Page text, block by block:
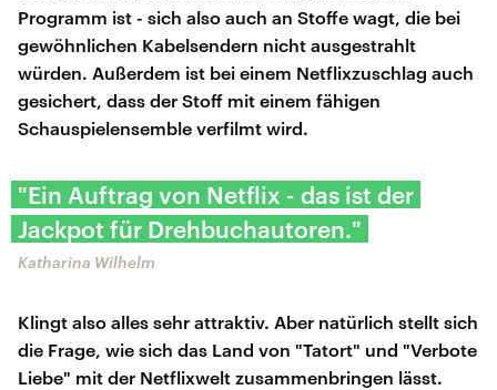
Programm ist - sich also auch an Stoffe wagt, die bei
gewöhnlichen Kabelsendern nicht ausgestrahlt
würden. Außerdem ist bei einem Netflixzuschlag auch
gesichert, dass der Stoff mit einem fähigen
Schauspielensemble verfilmt wird.
"Ein Auftrag von Netflix - das ist der
Jackpot für Drehbuchautoren."
Katharina Wilhelm
Klingt also alles sehr attraktiv. Aber natürlich stellt sich
die Frage, wie sich das Land von "Tatort" und "Verbote
Liebe" mit der Netflixwelt zusammenbringen lässt.